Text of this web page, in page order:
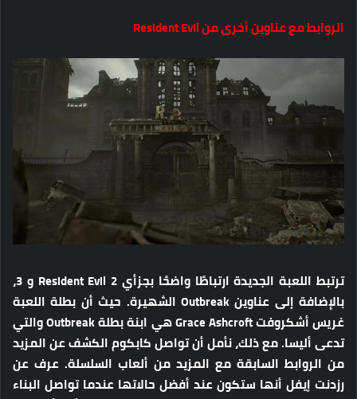
الروابط مع عناوين أخرى من Resident Evil
ترتبط اللعبة الجديدة ارتباطًا واضحًا بجزأي Resident Evil 2 و 3،
بالإضافة إلى عناوين Outbreak الشهيرة. حيث أن بطلة اللعبة
غريس أشكروفت Grace Ashcroft هي ابنة بطلة Outbreak والتي
تدعى أليسا. مع ذلك، نأمل أن تواصل كابكوم الكشف عن المزيد
من الروابط السابقة مع المزيد من ألعاب السلسلة. عرف عن
رزدنت إيفل أنها ستكون عند أفضل حالاتها عندما تواصل البناء